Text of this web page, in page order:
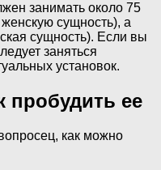
занимать около 75
сущность), а
сущность). Если вы
заняться
установок.
пробудить ее
как можно